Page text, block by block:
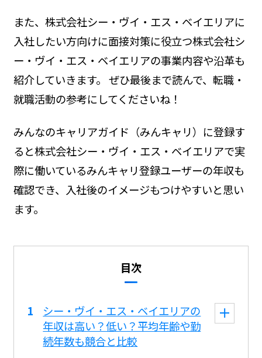
また、株式会社シー・ヴイ・エス・ベイエリアに
入社したい方向けに面接対策に役立つ株式会社シ
ー・ヴイ・エス・ベイエリアの事業内容や沿革も
紹介していきます。 ぜひ最後まで読んで、転職・
就職活動の参考にしてくださいね！
みんなのキャリアガイド（みんキャリ）に登録す
ると株式会社シー・ヴイ・エス・ベイエリアで実
際に働いているみんキャリ登録ユーザーの年収も
確認でき、入社後のイメージもつけやすいと思い
ます。
目次
シー・ヴイ・エス・ベイエリアの
年収は高い？低い？平均年齢や勤
続年数も競合と比較